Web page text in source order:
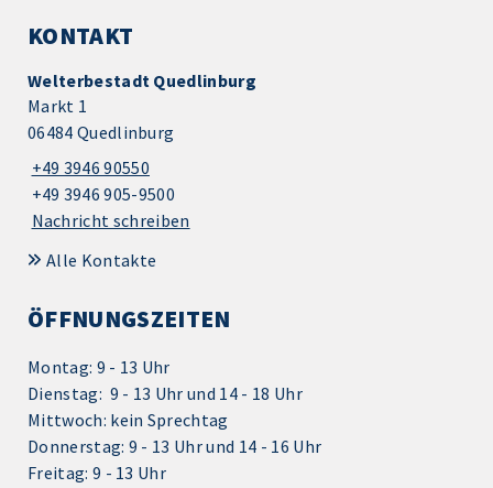
KONTAKT
Welterbestadt Quedlinburg
Markt 1
06484 Quedlinburg
+49 3946 90550
+49 3946 905-9500
Nachricht schreiben
Alle Kontakte
ÖFFNUNGSZEITEN
Montag: 9 - 13 Uhr
Dienstag: 9 - 13 Uhr und 14 - 18 Uhr
Mittwoch: kein Sprechtag
Donnerstag: 9 - 13 Uhr und 14 - 16 Uhr
Freitag: 9 - 13 Uhr